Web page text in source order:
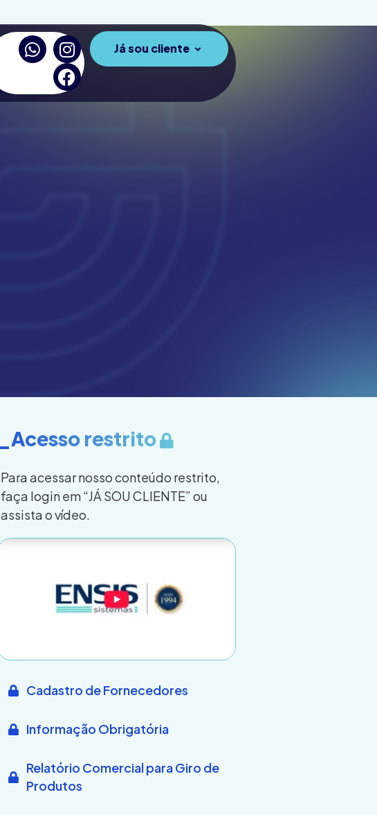
Já sou cliente
_Acesso restrito
Para acessar nosso conteúdo restrito,
faça login em “JÁ SOU CLIENTE” ou
assista o vídeo.
Cadastro de Fornecedores
Informação Obrigatória
Relatório Comercial para Giro de
Produtos